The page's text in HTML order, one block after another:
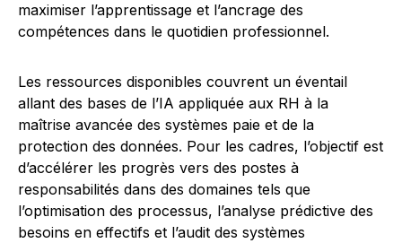
maximiser l’apprentissage et l’ancrage des
compétences dans le quotidien professionnel.
Les ressources disponibles couvrent un éventail
allant des bases de l’IA appliquée aux RH à la
maîtrise avancée des systèmes paie et de la
protection des données. Pour les cadres, l’objectif est
d’accélérer les progrès vers des postes à
responsabilités dans des domaines tels que
l’optimisation des processus, l’analyse prédictive des
besoins en effectifs et l’audit des systèmes